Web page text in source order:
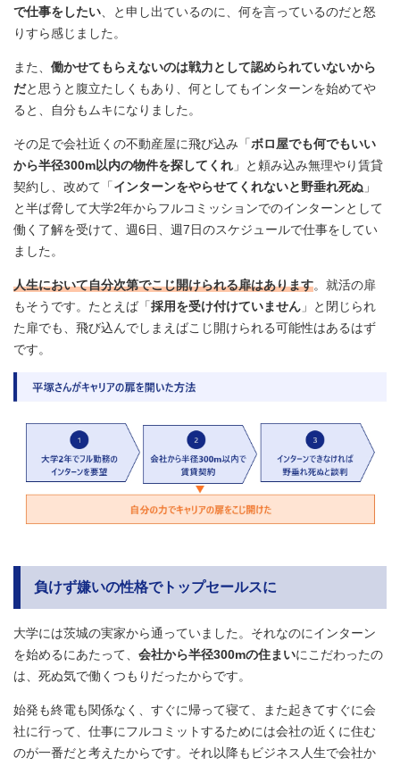
で仕事をしたい 、と申し出ているのに、何を言っているのだと怒
りすら感じました。
また、 働かせてもらえないのは戦力として認められていないから
だと思うと腹立たしくもあり、何としてもインターンを始めてや
ると、自分もムキになりました。
その足で会社近くの不動産屋に飛び込み「ボロ屋でも何でもいい
から半径300m以内の物件を探してくれ 」と頼み込み無理やり賃貸
契約し、改めて「インターンをやらせてくれないと野垂れ死ぬ 」
と半ば脅して大学2年からフルコミッションでのインターンとして
働く了解を受けて、週6日、週7日のスケジュールで仕事をしてい
ました。
人生において自分次第でこじ開けられる扉はあります。就活の扉
もそうです。たとえば「採用を受け付けていません 」と閉じられ
た扉でも、飛び込んでしまえばこじ開けられる可能性はあるはず
です。
負けず嫌いの性格でトップセールスに
大学には茨城の実家から通っていました。それなのにインターン
を始めるにあたって、 会社から半径300mの住まいにこだわったの
は、死ぬ気で働くつもりだったからです。
始発も終電も関係なく、すぐに帰って寝て、また起きてすぐに会
社に行って、仕事にフルコミットするためには会社の近くに住む
のが一番だと考えたからです。それ以降もビジネス人生で会社か